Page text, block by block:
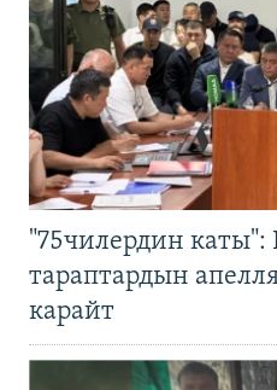
"75чилердин
тараптардын
карайт